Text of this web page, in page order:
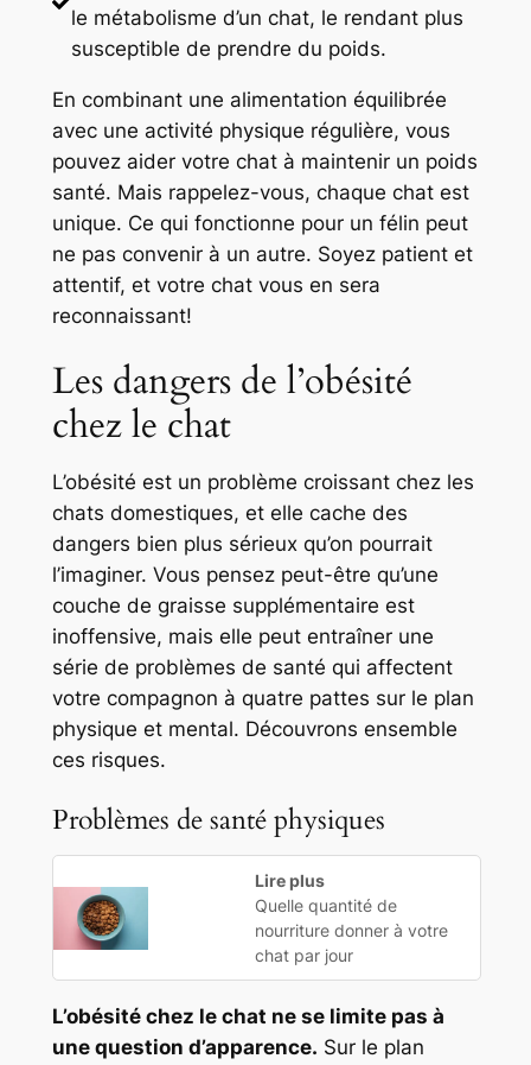
le métabolisme d’un chat, le rendant plus
susceptible de prendre du poids.
En combinant une alimentation équilibrée
avec une activité physique régulière, vous
pouvez aider votre chat à maintenir un poids
santé. Mais rappelez-vous, chaque chat est
unique. Ce qui fonctionne pour un félin peut
ne pas convenir à un autre. Soyez patient et
attentif, et votre chat vous en sera
reconnaissant!
Les dangers de l’obésité
chez le chat
L’obésité est un problème croissant chez les
chats domestiques, et elle cache des
dangers bien plus sérieux qu’on pourrait
l’imaginer. Vous pensez peut-être qu’une
couche de graisse supplémentaire est
inoffensive, mais elle peut entraîner une
série de problèmes de santé qui affectent
votre compagnon à quatre pattes sur le plan
physique et mental. Découvrons ensemble
ces risques.
Problèmes de santé physiques
Lire plus
Quelle quantité de
nourriture donner à votre
chat par jour
L’obésité chez le chat ne se limite pas à
une question d’apparence. Sur le plan